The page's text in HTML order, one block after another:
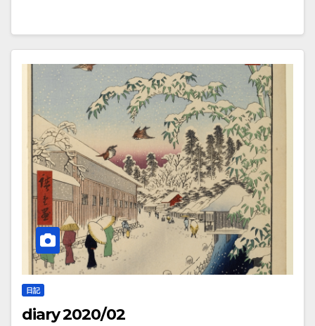
日記
diary 2020/02